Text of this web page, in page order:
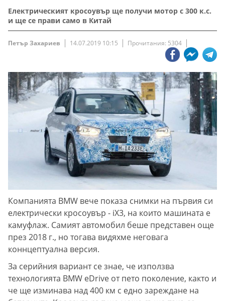
Електрическият кросоувър ще получи мотор с 300 к.с.
и ще се прави само в Китай
Петър Захариев 14.07.2019 10:15 Прочитания: 5304
Компанията BMW вече показа снимки на първия си
електрически кросоувър - iX3, на които машината е
камуфлаж. Самият автомобил беше представен още
през 2018 г., но тогава видяхме неговага
коннцептуална версия.
За серийния вариант се знае, че използва
технологията BMW eDrive от пето поколение, както и
че ще изминава над 400 км с едно зареждане на